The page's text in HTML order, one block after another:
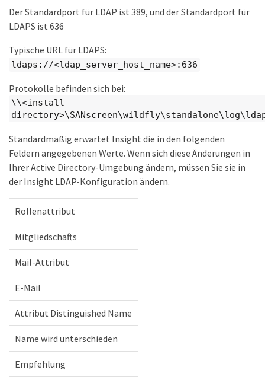
Der Standardport für LDAP ist 389, und der Standardport für
LDAPS ist 636
Typische URL für LDAPS:
ldaps://<ldap_server_host_name>:636
Protokolle befinden sich bei:
\\<install
Standardmäßig erwartet Insight die in den folgenden
Feldern angegebenen Werte. Wenn sich diese Änderungen in
Ihrer Active Directory-Umgebung ändern, müssen Sie sie in
der Insight LDAP-Konfiguration ändern.
Rollenattribut
Mitgliedschafts
Mail-Attribut
E-Mail
Attribut Distinguished Name
Name wird unterschieden
Empfehlung